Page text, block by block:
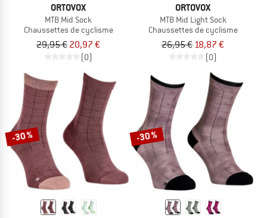
ORTOVOX
MTB Mid Sock
Chaussettes de cyclisme
29,95 € 20,97 €
(0)
ORTOVOX
MTB Mid Light Sock
Chaussettes de cyclisme
26,95 € 18,87 €
(0)
-30 % -30 %